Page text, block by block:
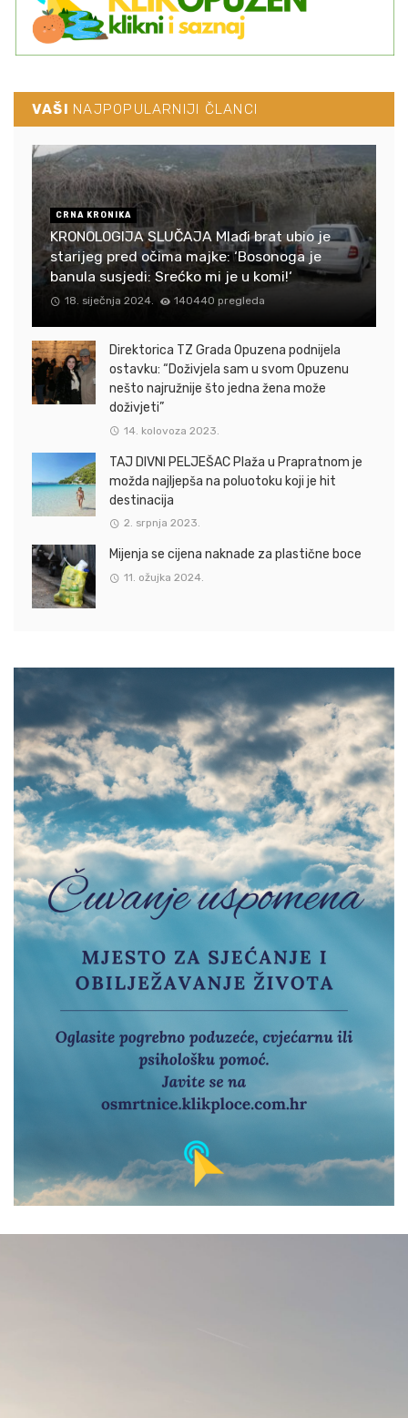
VAŠI NAJPOPULARNIJI ČLANCI
CRNA KRONIKA
KRONOLOGIJA SLUČAJA Mlađi brat ubio je
starijeg pred očima majke: ‘Bosonoga je
banula susjedi: Srećko mi je u komi!‘
18. siječnja 2024. 140440 pregleda
Direktorica TZ Grada Opuzena podnijela
ostavku: “Doživjela sam u svom Opuzenu
nešto najružnije što jedna žena može
doživjeti”
14. kolovoza 2023.
TAJ DIVNI PELJEŠAC Plaža u Prapratnom je
možda najljepša na poluotoku koji je hit
destinacija
2. srpnja 2023.
Mijenja se cijena naknade za plastične boce
11. ožujka 2024.